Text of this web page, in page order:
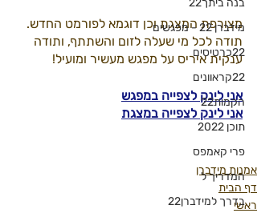
בנה ביתך22
מידברן 22 - מפגשים
22כרטיסים
22קראוונים
הקמות22
תוכן 2022
פרי קאמפס
המדריך ל
בדרך למידברן22
מצורפת המצגת וכן דוגמא לפורמט החדש.
תודה לכל מי שעלה לזום והשתתף, ותודה
ענקית איריס על מפגש מעשיר ומועיל!
אני לינק לצפייה במפגש
אני לינק לצפייה במצגת
אמנות מידברן
דף הבית
ראשי